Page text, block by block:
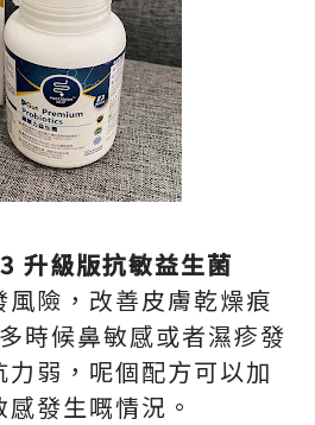
級版抗敏益生菌
險，改善皮膚乾燥痕
時候鼻敏感或者濕疹發
弱，呢個配方可以加
發生嘅情況。